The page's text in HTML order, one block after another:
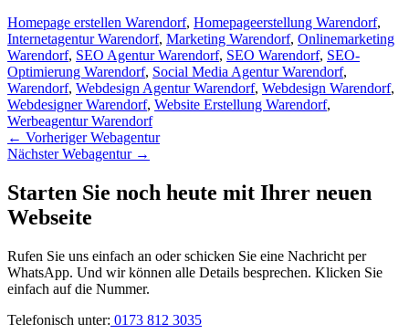
Homepage erstellen Warendorf, Homepageerstellung Warendorf,
Internetagentur Warendorf, Marketing Warendorf, Onlinemarketing
Warendorf, SEO Agentur Warendorf, SEO Warendorf, SEO-
Optimierung Warendorf, Social Media Agentur Warendorf,
Warendorf, Webdesign Agentur Warendorf, Webdesign Warendorf,
Webdesigner Warendorf, Website Erstellung Warendorf,
Werbeagentur Warendorf
← Vorheriger Webagentur
Nächster Webagentur →
Starten Sie noch heute mit Ihrer neuen
Webseite
Rufen Sie uns einfach an oder schicken Sie eine Nachricht per
WhatsApp. Und wir können alle Details besprechen. Klicken Sie
einfach auf die Nummer.
Telefonisch unter: 0173 812 3035